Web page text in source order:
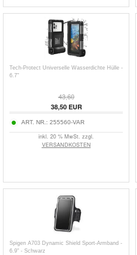
Tech-Protect Universelle Wasserdichte Hülle -
6.7"
43,60
38,50EUR
ART. NR.: 255560-VAR
inkl. 20 % MwSt. zzgl.
VERSANDKOSTEN
Spigen A703 Dynamic Shield Sport-Armband -
6.9" - Schwarz